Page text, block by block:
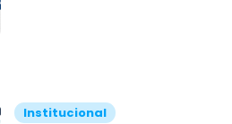
Institucional